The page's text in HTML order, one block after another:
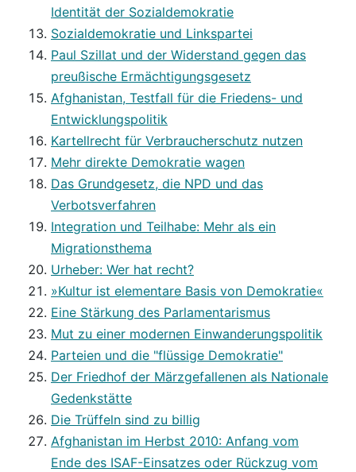
Identität der Sozialdemokratie
Sozialdemokratie und Linkspartei
Paul Szillat und der Widerstand gegen das
preußische Ermächtigungsgesetz
Afghanistan, Testfall für die Friedens- und
Entwicklungspolitik
Kartellrecht für Verbraucherschutz nutzen
Mehr direkte Demokratie wagen
Das Grundgesetz, die NPD und das
Verbotsverfahren
Integration und Teilhabe: Mehr als ein
Migrationsthema
Urheber: Wer hat recht?
»Kultur ist elementare Basis von Demokratie«
Eine Stärkung des Parlamentarismus
Mut zu einer modernen Einwanderungspolitik
Parteien und die "flüssige Demokratie"
Der Friedhof der Märzgefallenen als Nationale
Gedenkstätte
Die Trüffeln sind zu billig
Afghanistan im Herbst 2010: Anfang vom
Ende des ISAF-Einsatzes oder Rückzug vom